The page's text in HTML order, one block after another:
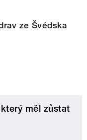
ze Švédska
měl zůstat